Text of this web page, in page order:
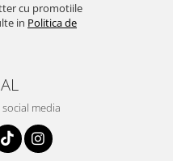
cu promotiile
in Politica de
media